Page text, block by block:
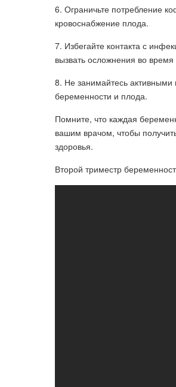
6. Ограничьте потребление
кровоснабжение плода.
7. Избегайте контакта с
вызвать осложнения во
8. Не занимайтесь активными
беременности и плода.
Помните, что каждая
вашим врачом, чтобы
здоровья.
Второй триместр